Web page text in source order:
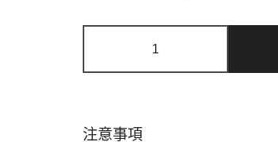
藍
注意事項